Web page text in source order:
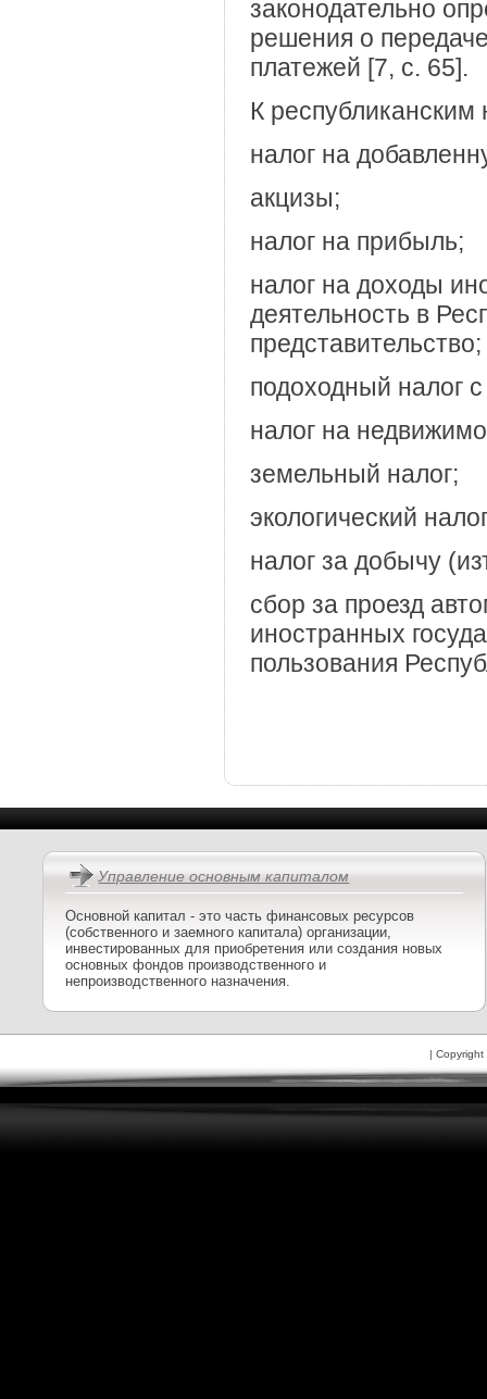
законодательно
решения о
платежей [7, c. 65].
К
налог на
акцизы;
налог на прибыль;
налог на доходы
деятельность в
представительство;
подоходный налог
налог на
земельный налог;
экологический
налог за добычу
сбор за проезд
иностранных
пользования
Управление основным капиталом
Основной капитал - это часть финансовых ресурсов
(собственного и заемного капитала) организации,
инвестированных для приобретения или создания новых
основных фондов производственного и
непроизводственного назначения.
| Copyright